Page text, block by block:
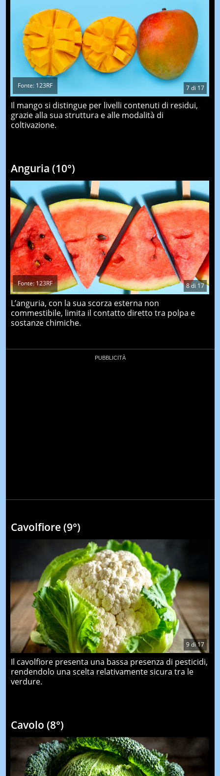
7di 17
Fonte: 123RF
Il mango si distingue per livelli contenuti di residui,
grazie alla sua struttura e alle modalità di
coltivazione.
Anguria (10°)
8di 17
Fonte: 123RF
L’anguria, con la sua scorza esterna non
commestibile, limita il contatto diretto tra polpa e
sostanze chimiche.
Cavolfiore (9°)
9di17
Il cavolfiore presenta una bassa presenza di pesticidi,
rendendolo una scelta relativamente sicura tra le
verdure.
Cavolo (8°)